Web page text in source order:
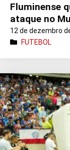
Fluminense
ataque no
12 de dezembro
FUTEBOL